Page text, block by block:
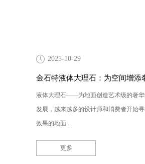
2025-10-29
金石特液体大理石：为空间增添
液体大理石——为地面创造艺术级的奢华
发展，越来越多的设计师和消费者开始
效果的地面...
更多